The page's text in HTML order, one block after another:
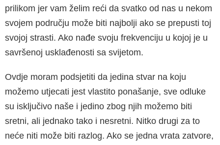
prilikom jer vam želim reći da svatko od nas u nekom
svojem području može biti najbolji ako se prepusti toj
svojoj strasti. Ako nađe svoju frekvenciju u kojoj je u
savršenoj usklađenosti sa svijetom.
Ovdje moram podsjetiti da jedina stvar na koju
možemo utjecati jest vlastito ponašanje, sve odluke
su isključivo naše i jedino zbog njih možemo biti
sretni, ali jednako tako i nesretni. Nitko drugi za to
neće niti može biti razlog. Ako se jedna vrata zatvore,